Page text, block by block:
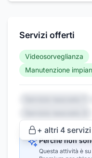
Servizi offerti
Videosorveglianza
Manutenzione
+ altri 4 servizi
Perché non
Questa attività è su